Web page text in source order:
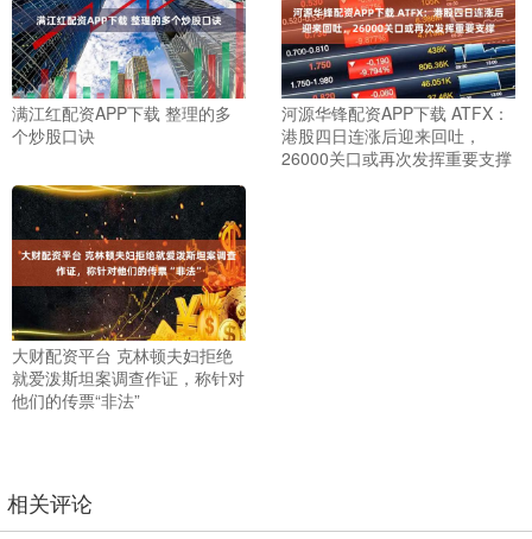
满江红配资APP下载 整理的多
个炒股口诀
河源华锋配资APP下载 ATFX：
港股四日连涨后迎来回吐，
26000关口或再次发挥重要支撑
大财配资平台 克林顿夫妇拒绝
就爱泼斯坦案调查作证，称针对
他们的传票“非法”
相关评论